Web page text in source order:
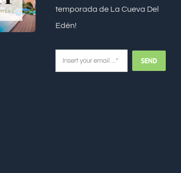
temporada de La Cueva Del
Edén!
SEND